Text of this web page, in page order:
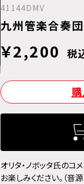
41144DMV
九州管楽合奏
￥2,200 税
オリタ・ノボッタ氏のコ
お楽しみください。（音